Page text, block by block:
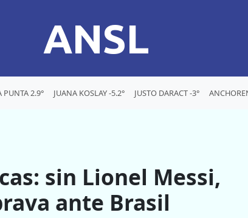
ANSL
PUNTA 2.9° JUANA KOSLAY -5.2° JUSTO DARACT -3°
sin Lionel Messi,
ante Brasil